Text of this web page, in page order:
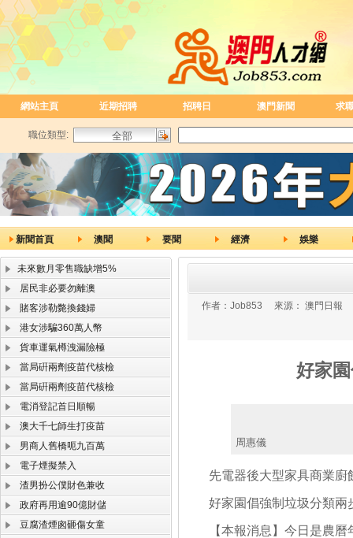
網站主頁 近期招聘 招聘日 澳門新聞 求
職位類型:
新聞首頁 澳聞 要聞 經濟 娛樂
未來數月零售職缺增5%
居民非必要勿離澳
賭客涉勒斃換錢婦
港女涉騙360萬人幣
貨車運氣樽洩漏險極
當局硏兩劑疫苗代核檢
當局硏兩劑疫苗代核檢
電消登記首日順暢
澳大千七師生打疫苗
男商人舊橋呃九百萬
電子煙擬禁入
渣男扮公僕財色兼收
政府再用逾90億財儲
豆腐渣煙囪砸傷女童
作者： Job853 來源： 澳門日報
好家
周惠儀
先電器後大型家具商業廚
好家園倡強制垃圾分類兩
【本報消息】今日是農曆